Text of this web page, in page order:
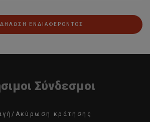
ΕΝΔΙΑΦΕΡΟΝΤΟΣ
Σύνδεσμοι
Ακύρωση κράτησης